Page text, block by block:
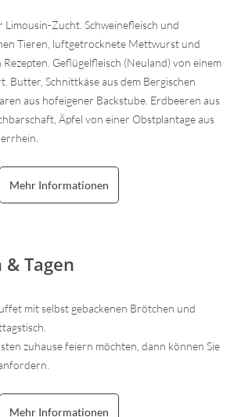
Limousin-Zucht. Schweinefleisch und
Tieren, luftgetrocknete Mettwurst und
Rezepten. Geflügelfleisch (Neuland) von einem
Butter, Schnittkäse aus dem Bergischen
aus hofeigener Backstube. Erdbeeren aus
Äpfel von einer Obstplantage aus
Mehr Informationen
Tagen
mit selbst gebackenen Brötchen und
zuhause feiern möchten, dann können Sie
Mehr Informationen